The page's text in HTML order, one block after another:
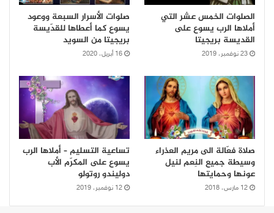
الصلوات الخمس عشر التي
أملاها الرب يسوع على
القديسة بريجيتا
23 نوفمبر، 2019
صلوات الأسرار السبعة ووعود
يسوع كما أعطاها للقدّيسة
بريجيتا من السويد
16 أبريل، 2020
صلاة فعّالة الى مريم العذراء
وسيطة جميع النِعم لنيل
عونها وحمايتها
12 مارس، 2018
تساعية التسليم – أملاها الرب
يسوع على المكرّم الأب
دوليندو روتولو
12 نوفمبر، 2019